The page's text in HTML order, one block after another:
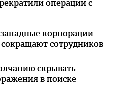
операции с
корпорации
сокращают сотрудников
скрывать
в поиске